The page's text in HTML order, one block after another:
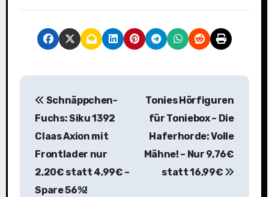
B
Schnäppchen-
Fuchs: Siku 1392
Claas Axion mit
Frontlader nur
2,20€ statt 4,99€ –
Spare 56%!
Tonies Hörfiguren
für Toniebox – Die
Haferhorde: Volle
Mähne! – Nur 9,76€
statt 16,99€